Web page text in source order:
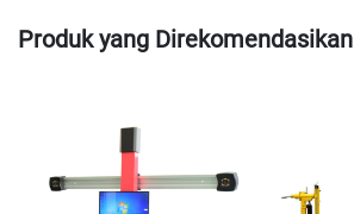
Produk yang Direkomendasikan